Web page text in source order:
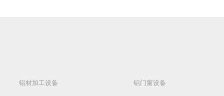
铝材加工设备 铝门窗设备